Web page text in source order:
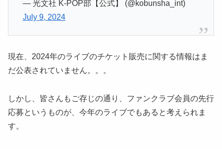
— 光文社 K-POP部【公式】 (@kobunsha_int)
July 9, 2024
現在、2024年のライブのチケット販売に関する情報はま
だ公表されていません。。。
しかし、皆さんもご存じの通り、ファンクラブ会員の先行
応募というものが、今年のライブでもあると考えられま
す。